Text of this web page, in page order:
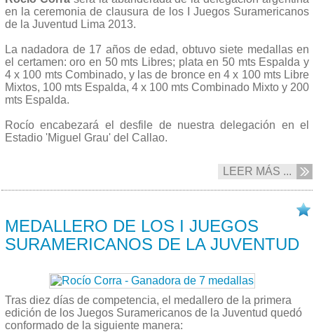
en la ceremonia de clausura de los I Juegos Suramericanos
de la Juventud Lima 2013.
La nadadora de 17 años de edad, obtuvo siete medallas en
el certamen: oro en 50 mts Libres; plata en 50 mts Espalda y
4 x 100 mts Combinado, y las de bronce en 4 x 100 mts Libre
Mixtos, 100 mts Espalda, 4 x 100 mts Combinado Mixto y 200
mts Espalda.
Rocío encabezará el desfile de nuestra delegación en el
Estadio 'Miguel Grau' del Callao.
LEER MÁS ...
MEDALLERO DE LOS I JUEGOS
SURAMERICANOS DE LA JUVENTUD
Tras diez días de competencia, el medallero de la primera
edición de los Juegos Suramericanos de la Juventud quedó
conformado de la siguiente manera: